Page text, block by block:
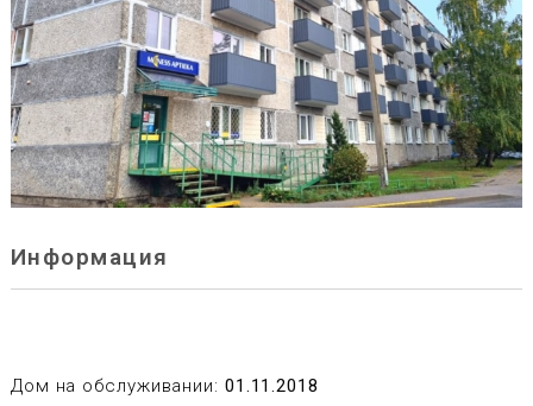
Информация
Дом на обслуживании: 01.11.2018